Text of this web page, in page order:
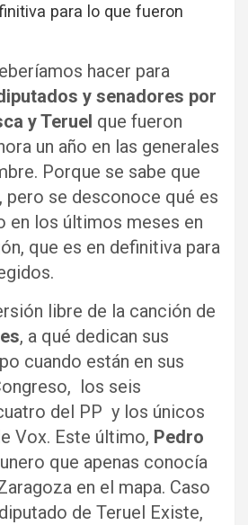
para lo que fueron
hacer para
y senadores por
y Teruel que fueron
un año en las generales
Porque se sabe que
pero se desconoce qué es
en los últimos meses en
que es en definitiva para
libre de la canción de
, a qué dedican sus
cuando están en sus
los seis
del PP y los únicos
Vox. Este último, Pedro
que apenas conocía
en el mapa. Caso
de Teruel Existe,